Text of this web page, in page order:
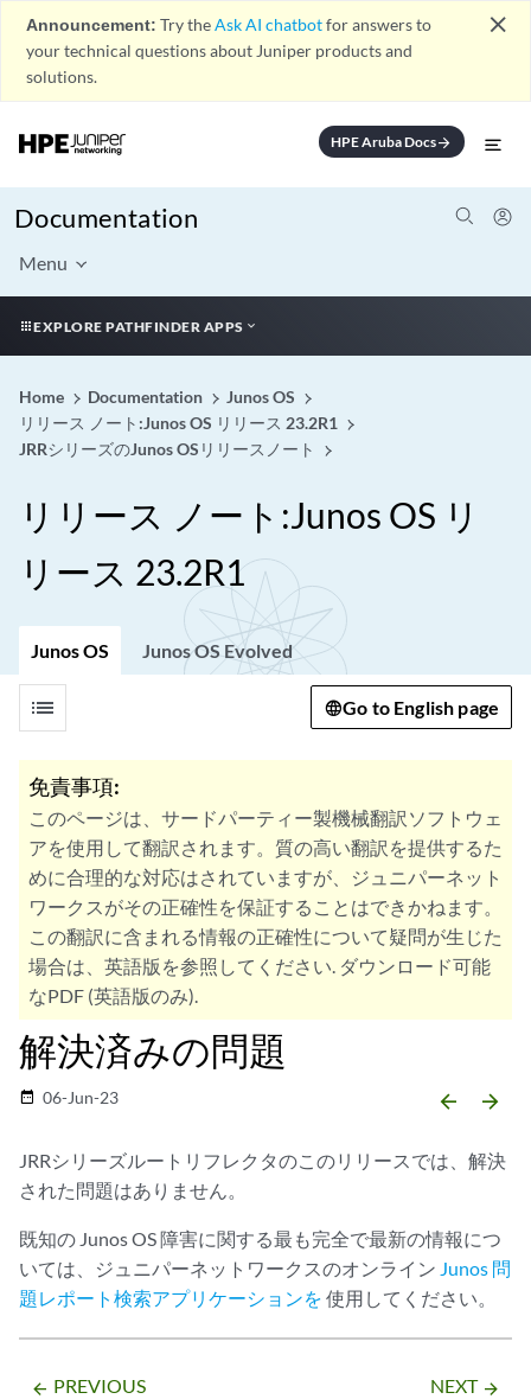
Announcement: Try theAsk AI chatbotfor answers to
your technical questions about Juniper products and
solutions.
close
HPE Aruba Docsarrow_forward
Documentation
Menu
EXPLORE PATHFINDER APPS
Home Documentation
Junos OS
リリース ノート:Junos OS リリース 23.2R1
JRRシリーズのJunos OSリリースノート
リリース ノート:Junos OS リ
リース 23.2R1
Junos OS Junos OS Evolved
list Go to English page
免責事項:
このページは、サードパーティー製機械翻訳ソフトウェ
アを使用して翻訳されます。質の高い翻訳を提供するた
めに合理的な対応はされていますが、ジュニパーネット
ワークスがその正確性を保証することはできかねます。
この翻訳に含まれる情報の正確性について疑問が生じた
場合は、英語版を参照してください. ダウンロード可能
なPDF (英語版のみ).
解決済みの問題
date_range 06-Jun-23 arrow_backward arrow_forward
JRRシリーズルートリフレクタのこのリリースでは、解決
された問題はありません。
既知の Junos OS 障害に関する最も完全で最新の情報につ
いては、ジュニパーネットワークスのオンライン Junos 問
題レポート検索アプリケーションを 使用してください。
arrow_backward PREVIOUS NEXT arrow_forward